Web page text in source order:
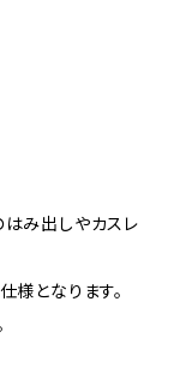
はみ出しやカスレ
様となります。